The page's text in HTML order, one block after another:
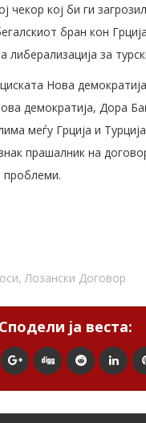
кој би ги
бран кон
за
Нова
демократија, Дора
меѓу Грција и
прашалник на
проблеми.
, Лозански Договор
Сподели ја веста: